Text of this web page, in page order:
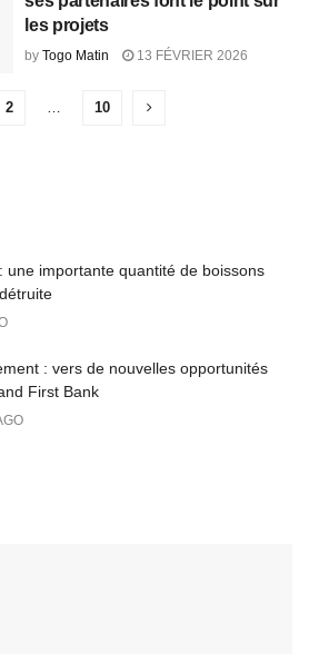
les projets
by Togo Matin 13 FÉVRIER 2026
2 10
une importante quantité de boissons
: vers de nouvelles opportunités
First Bank